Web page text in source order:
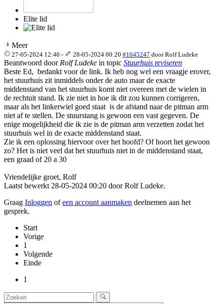
Elite lid
Meer
27-05-2024 12:46 - 28-05-2024 00:20 #1045247 doorRolf Ludeke
Beantwoord door Rolf Ludeke in topic Stuurhuis reviseren
Beste Ed, bedankt voor de link. Ik heb nog wel een vraagje erover,
het stuurhuis zit inmiddels onder de auto maar de exacte
middenstand van het stuurhuis komt niet overeen met de wielen in
de rechtuit stand. Ik zie niet in hoe ik dit zou kunnen corrigeren,
maar als het linkerwiel goed staat is de afstand naar de pitman arm
niet af te stellen. De stuurstang is gewoon een vast gegeven. De
enige mogelijkheid die ik zie is de pitman arm verzetten zodat het
stuurhuis wel in de exacte middenstand staat.
Zie ik een oplossing hiervoor over het hoofd? Of hoort het gewoon
zo? Het is niet veel dat het stuurhuis niet in de middenstand staat,
een graad of 20 a 30
Vriendelijke groet, Rolf
Laatst bewerkt 28-05-2024 00:20 doorRolf Ludeke.
Graag Inloggen ofeen account aanmaken deelnemen aan het
gesprek.
Start
Vorige
1
Volgende
Einde
1